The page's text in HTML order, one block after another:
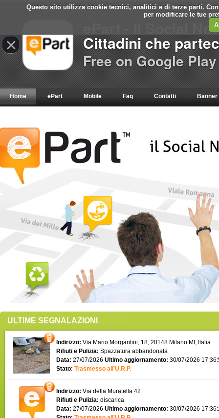
Questo sito utilizza cookie tecnici, analitici e di terze parti.
per modificare le tue
Home ePart Mobile Faq Contatti Banner
ULTIME SEGNALAZIONI
Indirizzo: Via Mario Morgantini, 18, 20148 Milano MI, Italia
Rifiuti e Pulizia: Spazzatura abbandonata
Data: 27/07/2026 Ultimo aggiornamento: 30/07/2026
Stato: Trasmesso all'U.R.P.
Indirizzo: Via della Muratella 42
Rifiuti e Pulizia: discarica
Data: 27/07/2026 Ultimo aggiornamento: 30/07/2026
×
ePart - Il Social
Cittadini che
Free on Google Play